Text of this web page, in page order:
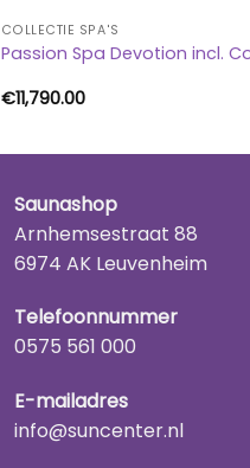
COLLECTIE SPA'S
Passion Spa Devotion incl.
€11,790.00
Saunashop
Arnhemsestraat 88
6974 AK Leuvenheim
Telefoonnummer
0575 561 000
E-mailadres
info@suncenter.nl